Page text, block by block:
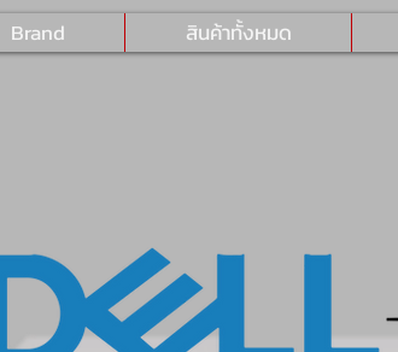
Brand สินค้าทั้งหมด